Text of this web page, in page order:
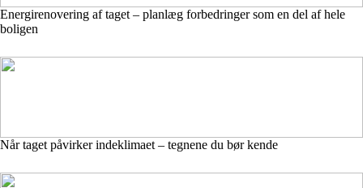
Energirenovering af taget – planlæg forbedringer som en del af hele
boligen
Når taget påvirker indeklimaet – tegnene du bør kende